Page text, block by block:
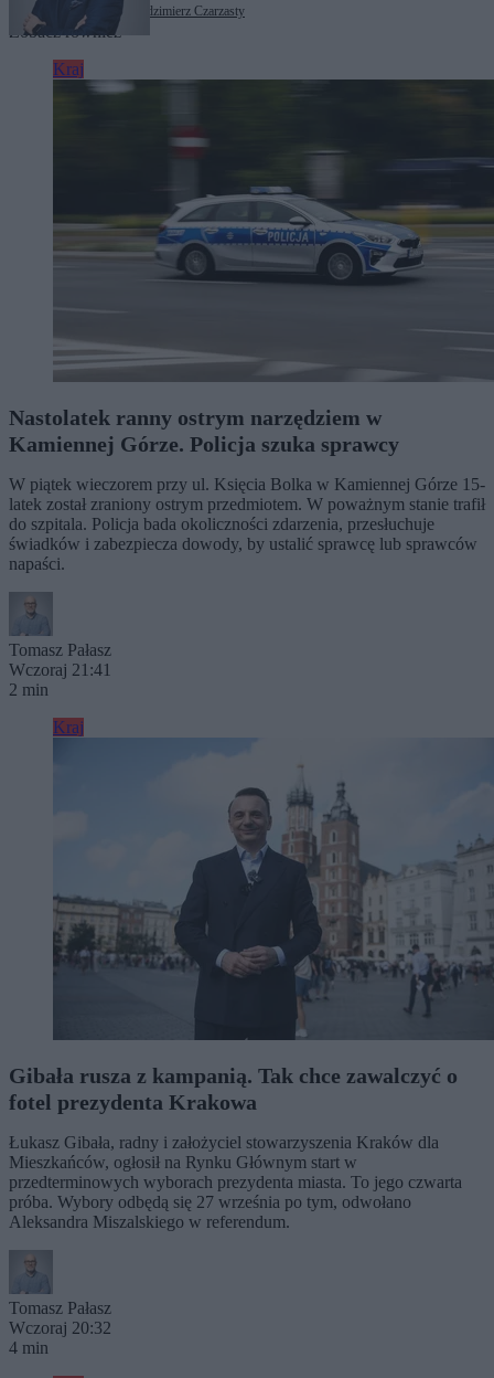
Tagi: Donald Trump Włodzimierz Czarzasty
Zobacz również
Kraj
Nastolatek ranny ostrym narzędziem w
Kamiennej Górze. Policja szuka sprawcy
W piątek wieczorem przy ul. Księcia Bolka w Kamiennej Górze 15-
latek został zraniony ostrym przedmiotem. W poważnym stanie trafił
do szpitala. Policja bada okoliczności zdarzenia, przesłuchuje
świadków i zabezpiecza dowody, by ustalić sprawcę lub sprawców
napaści.
Tomasz Pałasz
Wczoraj 21:41
2 min
Kraj
Gibała rusza z kampanią. Tak chce zawalczyć o
fotel prezydenta Krakowa
Łukasz Gibała, radny i założyciel stowarzyszenia Kraków dla
Mieszkańców, ogłosił na Rynku Głównym start w
przedterminowych wyborach prezydenta miasta. To jego czwarta
próba. Wybory odbędą się 27 września po tym, odwołano
Aleksandra Miszalskiego w referendum.
Tomasz Pałasz
Wczoraj 20:32
4 min